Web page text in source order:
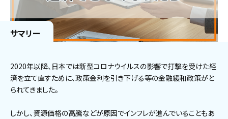
サマリー
2020年以降、日本では新型コロナウイルスの影響で打撃を受けた経
済を立て直すために、政策金利を引き下げる等の金融緩和政策がと
られてきました。
しかし、資源価格の高騰などが原因でインフレが進んでいることもあ